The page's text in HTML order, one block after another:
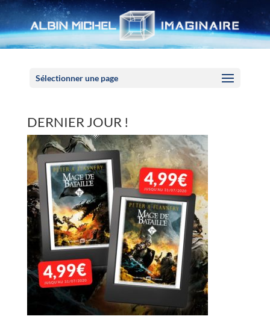
Sélectionner une page
DERNIER JOUR !
Panneau de gestion des cookies